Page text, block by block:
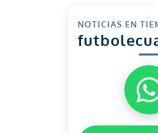
NOTICIAS EN